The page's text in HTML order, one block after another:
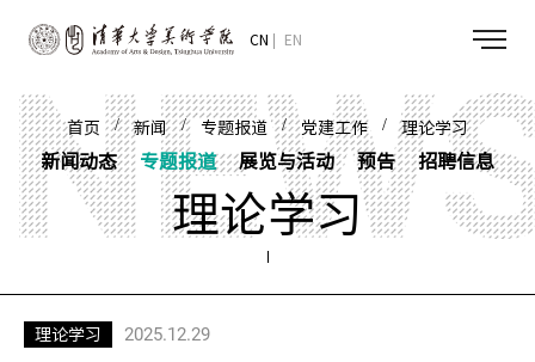
CN EN
首页 /新闻/ 专题报道 /党建工作/理论学习
新闻动态 专题报道 展览与活动 预告 招聘信息
理论学习
理论学习 2025.12.29